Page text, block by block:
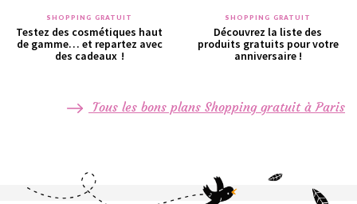
SHOPPING GRATUIT
Testez des cosmétiques haut
de gamme… et repartez avec
des cadeaux !
SHOPPING GRATUIT
Découvrez la liste des
produits gratuits pour votre
anniversaire !
Tous les bons plans Shopping gratuit à Paris